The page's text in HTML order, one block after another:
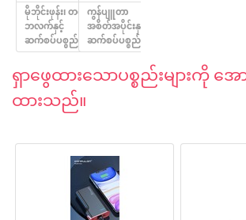
မိုဘိုင်းဖုန်း၊ တက်
ဘလက်နှင့်
ဆက်စပ်ပစ္စည်း
များ
ကွန်ပျူတာ
အစိတ်အပိုင်းနှင့်
ဆက်စပ်ပစ္စည်း
များ
ရှာ​ဖွေထား​​​သောပစ္စည်းများကို ​အ
ထားသည်။